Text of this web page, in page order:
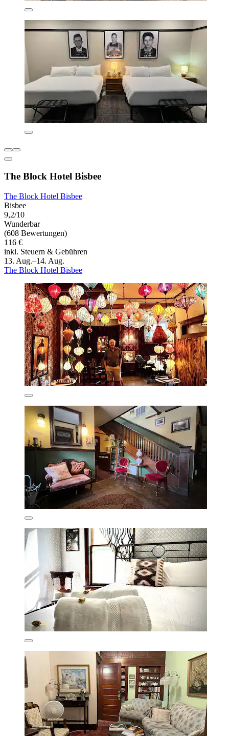
The Block Hotel Bisbee
The Block Hotel Bisbee
Bisbee
9,2/10
Wunderbar
(608 Bewertungen)
116 €
inkl. Steuern & Gebühren
13. Aug.–14. Aug.
The Block Hotel Bisbee